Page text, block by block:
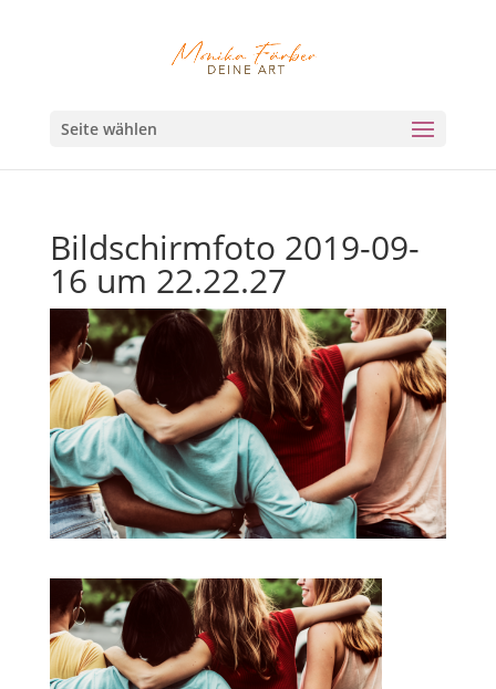
Seite wählen
Bildschirmfoto 2019-09-
16 um 22.22.27